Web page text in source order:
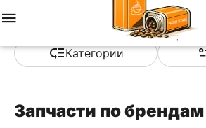
Категории
Запчасти по брендам
Корзина Отложенные
товары